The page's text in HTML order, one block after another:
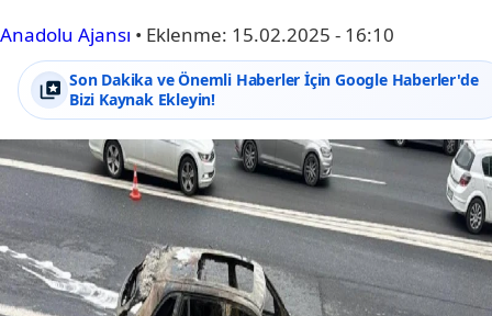
Anadolu Ajansı • Eklenme: 15.02.2025 - 16:10
Son Dakika ve Önemli Haberler İçin Google Haberler'de
Bizi Kaynak Ekleyin!